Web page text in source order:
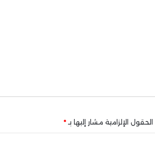
الحقول الإلزامية مشار إليها بـ*